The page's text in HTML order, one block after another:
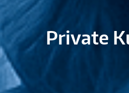
Private